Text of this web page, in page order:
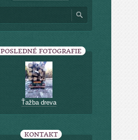
POSLEDNÉ FOTOGRAFIE
Ťažba dreva
KONTAKT